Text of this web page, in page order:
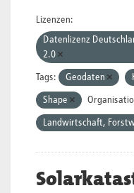
Lizenzen:
Datenlizenz
2.0
Tags: Geodaten
Shape
Landwirtschaft,